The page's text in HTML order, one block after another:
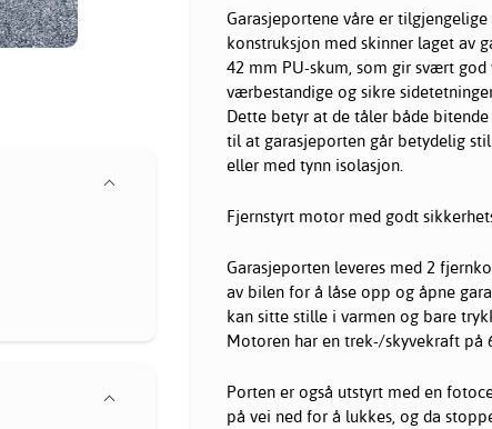
Garasjeportene våre er
konstruksjon med skinner laget av
42 mm PU-skum, som gir svært
værbestandige og sikre
Dette betyr at de tåler både
til at garasjeporten går betydelig
eller med tynn isolasjon.
Fjernstyrt motor med godt
Garasjeporten leveres med 2
av bilen for å låse opp og åpne
kan sitte stille i varmen og bare
Motoren har en trek-/skyvekraft på
Porten er også utstyrt med en
på vei ned for å lukkes, og da